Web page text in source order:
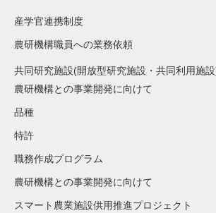
産学官連携制度
農研機構職員への業務依頼
共同研究施設(開放型研究施設・共同利用施
農研機構との事業開発に向けて
品種
特許
職務作成プログラム
農研機構との事業開発に向けて
スマート農業施設供用推進プロジェクト